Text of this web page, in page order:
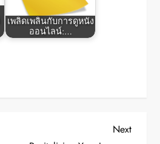
เพลิดเพลินกับการดูหนัง
ออนไลน์:…
Next
Next